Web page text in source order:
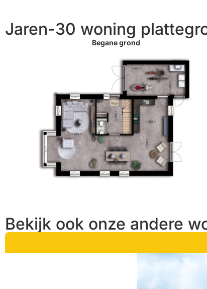
Jaren-30 woning
Begane grond
Bekijk ook onze andere